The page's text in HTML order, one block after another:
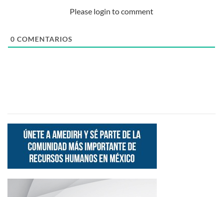
Please login to comment
0 COMENTARIOS